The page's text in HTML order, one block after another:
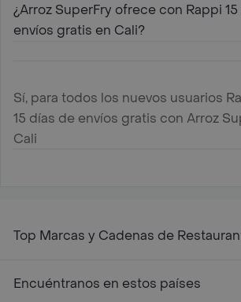
¿Arroz SuperFry ofrece con Rappi
envíos gratis en Cali?
Sí, para todos los nuevos usuarios
15 días de envíos gratis con Arroz
Cali
Top Marcas y Cadenas de
Encuéntranos en estos países